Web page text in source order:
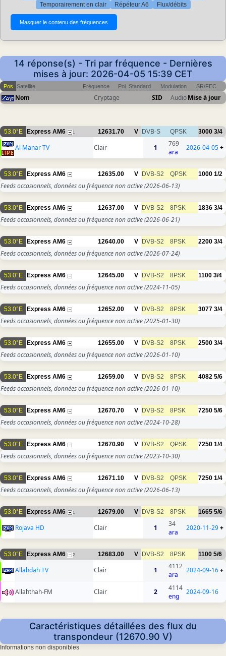
Temporairement en clair
Répéteur A6 Flux/débits
14 réponse(s) - Tri par fréquence - Dernières
mises à jour: 2026-04-05 15:39 CET
Pos Satellite Fréquence Pol Standard Modulation SR/FEC
Nom Cryptage SID AudioMise à jour
53.0°E Express AM6 1 12631.70 V DVB-S QPSK 3000 3/4
Al Manar TV Clair 1
769
ara
2026-04-05+
53.0°E Express AM6 12635.00 V DVB-S2 QPSK 1000 1/2
Feeds occasionnels, données ou fréquence non active(2026-06-13)
53.0°E Express AM6 12637.00 V DVB-S2 8PSK 1836 3/4
Feeds occasionnels, données ou fréquence non active(2026-06-21)
53.0°E Express AM6 12640.00 V DVB-S2 8PSK 2200 3/4
Feeds occasionnels, données ou fréquence non active(2026-07-24)
53.0°E Express AM6 12645.00 V DVB-S2 8PSK 1100 3/4
Feeds occasionnels, données ou fréquence non active(2024-11-05)
53.0°E Express AM6 12652.00 V DVB-S2 8PSK 3077 3/4
Feeds occasionnels, données ou fréquence non active(2025-01-30)
53.0°E Express AM6 12655.00 V DVB-S2 8PSK 2500 3/4
Feeds occasionnels, données ou fréquence non active(2026-01-10)
53.0°E Express AM6 12659.00 V DVB-S2 8PSK 4082 5/6
Feeds occasionnels, données ou fréquence non active(2026-01-10)
53.0°E Express AM6 12670.70 V DVB-S2 8PSK 7250 5/6
Feeds occasionnels, données ou fréquence non active(2024-10-28)
53.0°E Express AM6 12670.90 V DVB-S2 QPSK 7250 1/4
Feeds occasionnels, données ou fréquence non active(2023-10-30)
53.0°E Express AM6 12671.10 V DVB-S2 QPSK 7250 1/4
Feeds occasionnels, données ou fréquence non active(2026-06-13)
53.0°E Express AM6 1 12679.00 V DVB-S2 8PSK 1665 5/6
Rojava HD Clair 1
34
ara
2020-11-29+
53.0°E Express AM6 2 12683.00 V DVB-S2 8PSK 1100 5/6
Allahdah TV Clair 1
4112
ara
2024-09-16+
Allahthah-FM Clair 2
4114
eng
2024-09-16
Caractéristiques détaillées des flux du
transpondeur (12670.90 V)
Informations non disponibles